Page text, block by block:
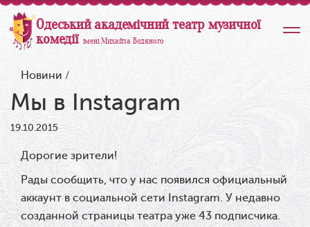
Одеський академічний театр музичної
комедії імені Михайла Водяного
Новини /
Мы в Instagram
19.10.2015
Дорогие зрители!
Рады сообщить, что у нас появился официальный
аккаунт в социальной сети Instagram. У недавно
созданной страницы театра уже 43 подписчика.